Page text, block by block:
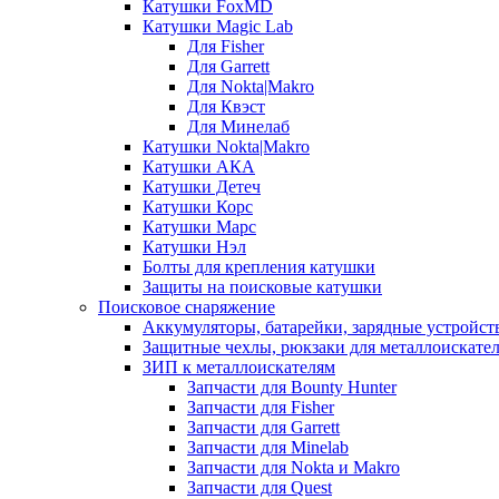
Катушки FoxMD
Катушки Magic Lab
Для Fisher
Для Garrett
Для Nokta|Makro
Для Квэст
Для Минелаб
Катушки Nokta|Makro
Катушки АКА
Катушки Детеч
Катушки Корс
Катушки Марс
Катушки Нэл
Болты для крепления катушки
Защиты на поисковые катушки
Поисковое снаряжение
Аккумуляторы, батарейки, зарядные
Защитные чехлы, рюкзаки для
ЗИП к металлоискателям
Запчасти для Bounty Hunter
Запчасти для Fisher
Запчасти для Garrett
Запчасти для Minelab
Запчасти для Nokta и Makro
Запчасти для Quest